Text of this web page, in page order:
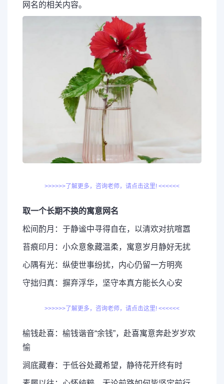
网名的相关内容。
>>>>>>了解更多，咨询老师，请点击这里! <<<<<<
取一个长期不换的寓意网名
松间酌月：于静谧中寻得自在，以清欢对抗喧嚣
苔痕印月：小众意象藏温柔，寓意岁月静好无扰
心隅有光：纵使世事纷扰，内心仍留一方明亮
守拙归真：摒弃浮华，坚守本真方能长久心安
>>>>>>了解更多，咨询老师，请点击这里! <<<<<<
榆钱赴喜：榆钱谐音“余钱”，赴喜寓意奔赴岁岁欢
愉
涧底藏春：于低谷处藏希望，静待花开终有时